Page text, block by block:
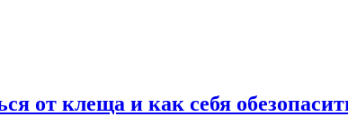
от клеща и как себя